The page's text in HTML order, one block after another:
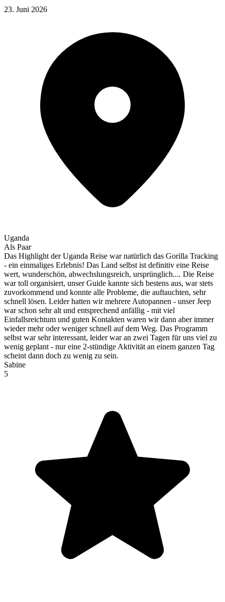
23. Juni 2026
Uganda
Als Paar
Das Highlight der Uganda Reise war natürlich das Gorilla Tracking
- ein einmaliges Erlebnis! Das Land selbst ist definitiv eine Reise
wert, wunderschön, abwechslungsreich, ursprünglich.... Die Reise
war toll organisiert, unser Guide kannte sich bestens aus, war stets
zuvorkommend und konnte alle Probleme, die auftauchten, sehr
schnell lösen. Leider hatten wir mehrere Autopannen - unser Jeep
war schon sehr alt und entsprechend anfällig - mit viel
Einfallsreichtum und guten Kontakten waren wir dann aber immer
wieder mehr oder weniger schnell auf dem Weg. Das Programm
selbst war sehr interessant, leider war an zwei Tagen für uns viel zu
wenig geplant - nur eine 2-stündige Aktivität an einem ganzen Tag
scheint dann doch zu wenig zu sein.
Sabine
5